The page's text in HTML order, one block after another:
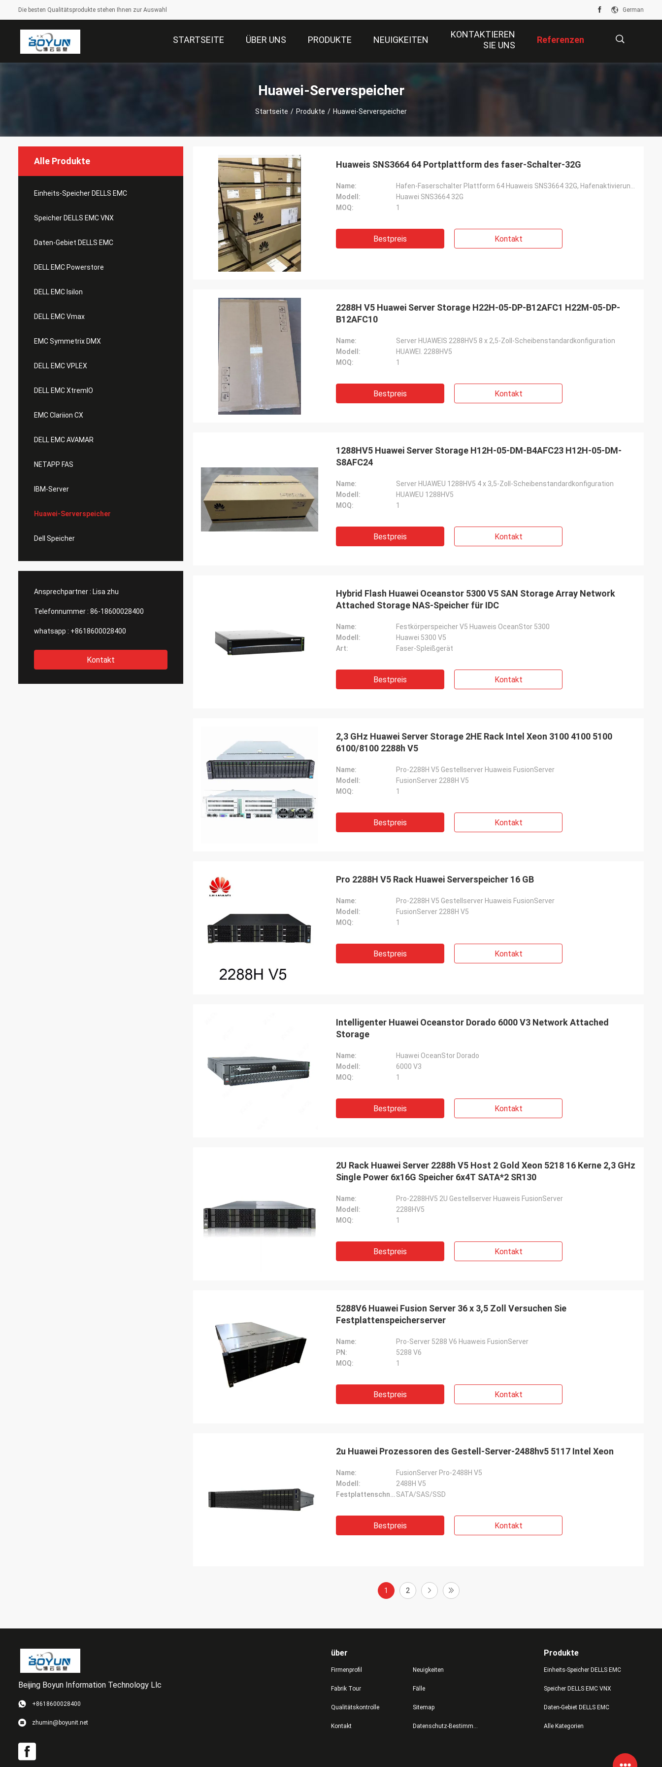
Die besten Qualitätsprodukte stehen Ihnen zur Auswahl German
STARTSEITE ÜBER UNS PRODUKTE NEUIGKEITEN
KONTAKTIEREN
SIE UNS
Referenzen
Huawei-Serverspeicher
Startseite / Produkte / Huawei-Serverspeicher
Alle Produkte
Einheits-Speicher DELLS EMC
Speicher DELLS EMC VNX
Daten-Gebiet DELLS EMC
DELL EMC Powerstore
DELL EMC Isilon
DELL EMC Vmax
EMC Symmetrix DMX
DELL EMC VPLEX
DELL EMC XtremIO
EMC Clariion CX
DELL EMC AVAMAR
NETAPP FAS
IBM-Server
Huawei-Serverspeicher
Dell Speicher
Ansprechpartner : Lisa zhu
Telefonnummer : 86-18600028400
whatsapp : +8618600028400
Kontakt
Huaweis SNS3664 64 Portplattform des faser-Schalter-32G
Name:
Modell:
Huawei SNS3664 32G
MOQ:
1
Bestpreis Kontakt
2288H V5 Huawei Server Storage H22H-05-DP-B12AFC1 H22M-05-DP-
B12AFC10
Name:
Server HUAWEIS 2288HV5 8 x 2,5-Zoll-Scheibenstandardkonfiguration
Modell:
HUAWEI. 2288HV5
MOQ:
1
Bestpreis Kontakt
1288HV5 Huawei Server Storage H12H-05-DM-B4AFC23 H12H-05-DM-
S8AFC24
Name:
Server HUAWEU 1288HV5 4 x 3,5-Zoll-Scheibenstandardkonfiguration
Modell:
HUAWEU 1288HV5
MOQ:
1
Bestpreis Kontakt
Hybrid Flash Huawei Oceanstor 5300 V5 SAN Storage Array Network
Attached Storage NAS-Speicher für IDC
Name:
Festkörperspeicher V5 Huaweis OceanStor 5300
Modell:
Huawei 5300 V5
Art:
Faser-Spleißgerät
Bestpreis Kontakt
2,3 GHz Huawei Server Storage 2HE Rack Intel Xeon 3100 4100 5100
6100/8100 2288h V5
Name:
Pro-2288H V5 Gestellserver Huaweis FusionServer
Modell:
FusionServer 2288H V5
MOQ:
1
Bestpreis Kontakt
Pro 2288H V5 Rack Huawei Serverspeicher 16 GB
Name:
Pro-2288H V5 Gestellserver Huaweis FusionServer
Modell:
FusionServer 2288H V5
MOQ:
1
Bestpreis Kontakt
Intelligenter Huawei Oceanstor Dorado 6000 V3 Network Attached
Storage
Name:
Huawei OceanStor Dorado
Modell:
6000 V3
MOQ:
1
Bestpreis Kontakt
2U Rack Huawei Server 2288h V5 Host 2 Gold Xeon 5218 16 Kerne 2,3 GHz
Single Power 6x16G Speicher 6x4T SATA*2 SR130
Name:
Pro-2288HV5 2U Gestellserver Huaweis FusionServer
Modell:
2288HV5
MOQ:
1
Bestpreis Kontakt
5288V6 Huawei Fusion Server 36 x 3,5 Zoll Versuchen Sie
Festplattenspeicherserver
Name:
Pro-Server 5288 V6 Huaweis FusionServer
PN:
5288 V6
MOQ:
1
Bestpreis Kontakt
2u Huawei Prozessoren des Gestell-Server-2488hv5 5117 Intel Xeon
Name:
FusionServer Pro-2488H V5
Modell:
2488H V5
Festplattenschnittstellenart: SATA/SAS/SSD
Bestpreis Kontakt
1 2
Beijing Boyun Information Technology Llc
+8618600028400
zhumin@boyunit.net
über
Firmenprofil
Fabrik Tour
Qualitätskontrolle
Kontakt
Neuigkeiten
Fälle
Sitemap
Datenschutz-Bestimmungen
Produkte
Einheits-Speicher DELLS EMC
Speicher DELLS EMC VNX
Daten-Gebiet DELLS EMC
Alle Kategorien